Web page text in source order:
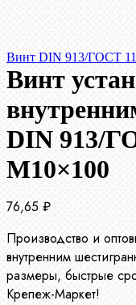
Винт DIN 913/ГОСТ
Винт
DIN 913/
М10×100
76,65 ₽
Производство и
внутренним
размеры, быстрые
Крепеж-Маркет!